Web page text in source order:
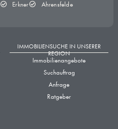
Erkner
Ahrensfelde
IMMOBILIENSUCHE IN UNSERER
REGION
Immobilienangebote
Suchauftrag
Anfrage
Ratgeber